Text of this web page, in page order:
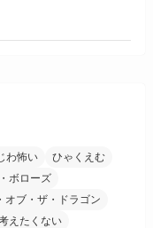
わ怖い
ひゃくえむ
ボローズ
オブ・ザ・ドラゴン
えたくない